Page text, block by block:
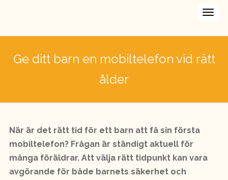
Ge ditt barn en mobiltelefon vid rätt
ålder
När är det rätt tid för ett barn att få sin första
mobiltelefon? Frågan är ständigt aktuell för
många föräldrar. Att välja rätt tidpunkt kan vara
avgörande för både barnets säkerhet och